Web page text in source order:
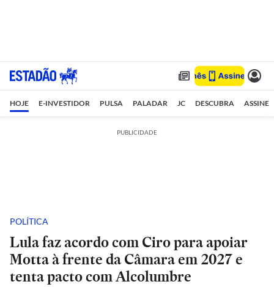
HOJE E-INVESTIDOR PULSA PALADAR JC DESCUBRA ASSINE
PUBLICIDADE
POLÍTICA
Lula faz acordo com Ciro para apoiar
Motta à frente da Câmara em 2027 e
tenta pacto com Alcolumbre